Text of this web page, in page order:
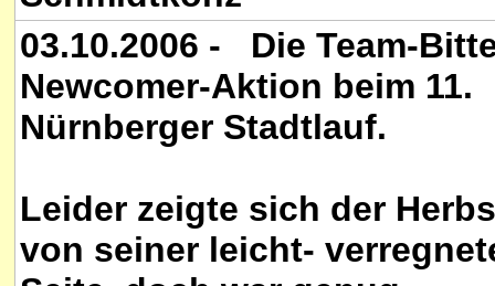
03.10.2006 - Die Team-
Newcomer-Aktion beim 11.
Nürnberger Stadtlauf.
Leider zeigte sich der
von seiner leicht-